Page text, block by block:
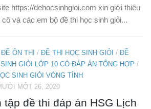
https://dehocsinhgioi.com xin giới thiệu
cô và các em bộ đề thi học sinh giỏi...
ÔN THI / ĐỀ THI HỌC SINH GIỎI / ĐỀ
GIỎI LỚP 10 CÓ ĐÁP ÁN TỔNG HỢP /
SINH GIỎI VÒNG TỈNH
MỘT 26, 2020
tập đề thi đáp án HSG Lịch